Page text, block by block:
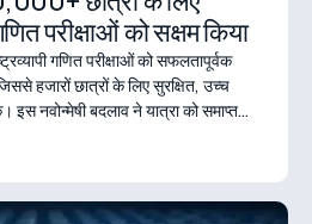
परीक्षाओं को सक्षम किया
गणित परीक्षाओं को सफलतापूर्वक
हजारों छात्रों के लिए सुरक्षित, उच्च
इस नवोन्मेषी बदलाव ने यात्रा को समाप्त
कम किया, जिससे इसमें शामिल सभी लोगों
हुआ!